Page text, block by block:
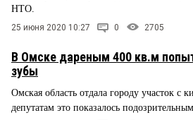
НТО.
25 июня 2020 10:27 0 2705
В Омске дареным 400 кв.м
зубы
Омская область отдала городу участок с
депутатам это показалось подозрительным